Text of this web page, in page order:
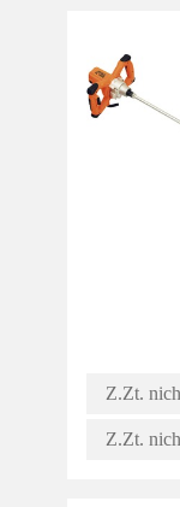
Z.Zt.
Z.Zt.